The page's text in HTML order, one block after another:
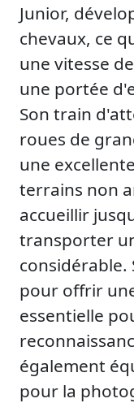
Junior,
chevaux, ce
une vitesse
une portée
Son train
roues de
une
terrains non
accueillir
transporter
considérable.
pour offrir
essentielle
également
pour la